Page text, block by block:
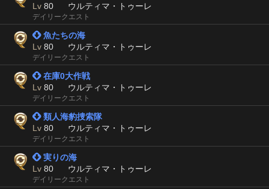
Lv 80 ウルティマ・トゥーレ
デイリークエスト
 魚たちの海
Lv 80 ウルティマ・トゥーレ
デイリークエスト
 在庫0大作戦
Lv 80 ウルティマ・トゥーレ
デイリークエスト
 類人海豹捜索隊
Lv 80 ウルティマ・トゥーレ
デイリークエスト
 実りの海
Lv 80 ウルティマ・トゥーレ
デイリークエスト